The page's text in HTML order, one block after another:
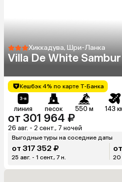
Хиккадува, Шри-Ланка
Villa De White Sambur
Кешбэк 4% по карте Т-Банка
линия песок 550 м 143
от 301 964 ₽
26 авг. - 2 сент., 7 ночей
Выгодные туры на соседние даты
от 317 352 ₽
25 авг. - 1 сент., 7 н. 20